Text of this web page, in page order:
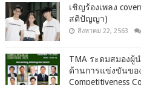
เชิญร้องเพลง
สติปัญญา)
สิงหาคม 22, 2563
TMA ระดมสมองผู้
ด้านการแข่งขันขอ
Competitiveness